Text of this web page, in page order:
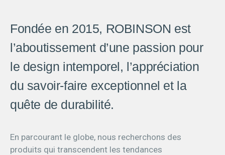
Fondée en 2015, ROBINSON est
l’aboutissement d’une passion pour
le design intemporel, l’appréciation
du savoir-faire exceptionnel et la
quête de durabilité.
En parcourant le globe, nous recherchons des
produits qui transcendent les tendances